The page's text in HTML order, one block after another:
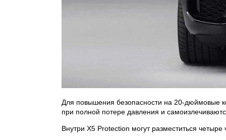
Для повышения безопасности на 20-дюймовые
при полной потере давления и
Внутри X5 Protection могут разместиться